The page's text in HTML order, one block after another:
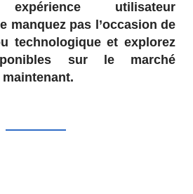
utilisateur
manquez pas l’occasion de
technologique et explorez
sur le marché